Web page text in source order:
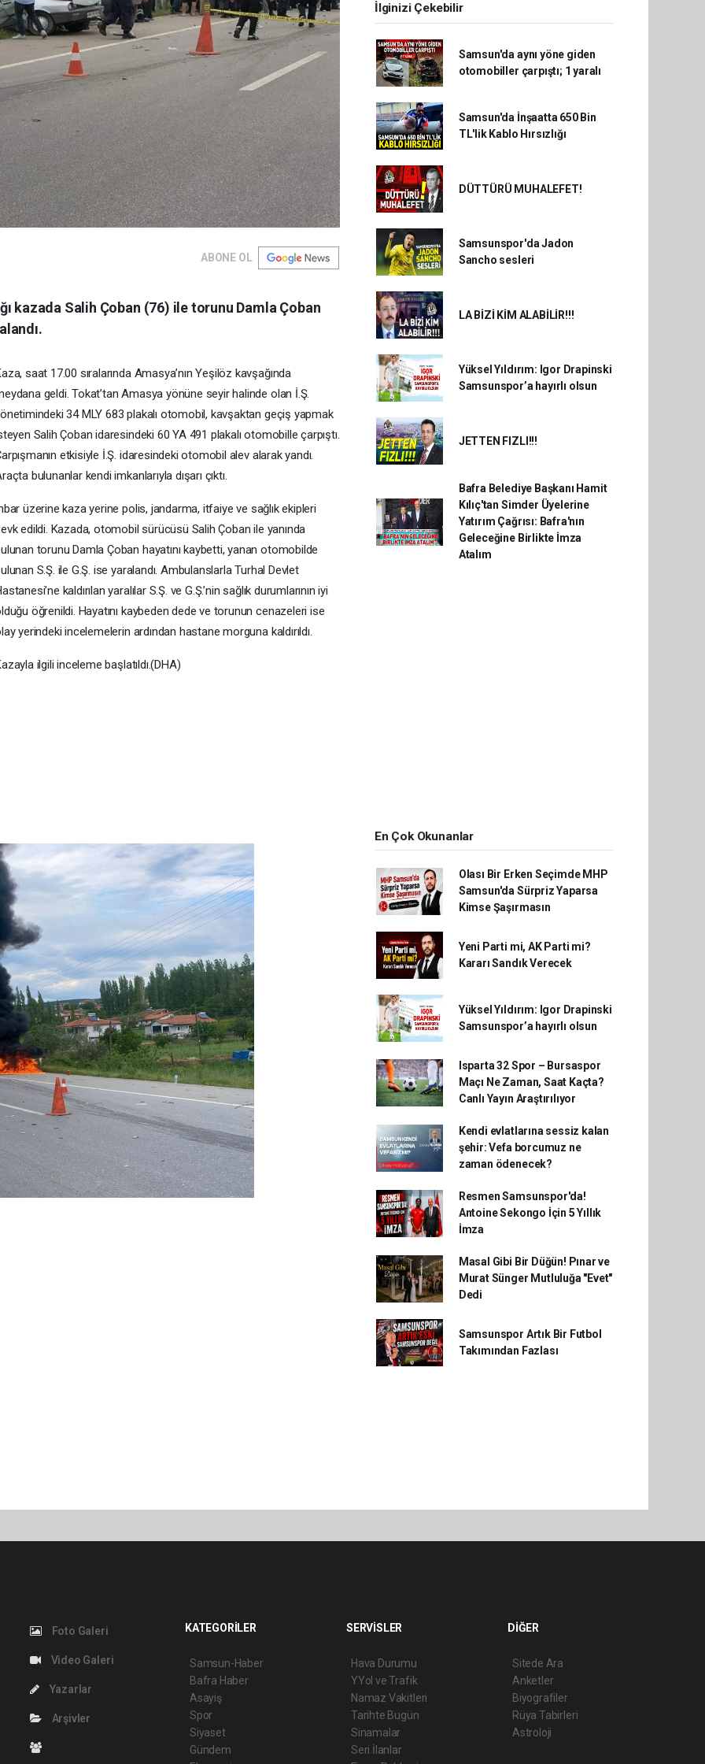
ABONE OL
kazada Salih Çoban (76) ile torunu Damla Çoban
saat 17.00 sıralarında Amasya’nın Yeşilöz kavşağında
geldi. Tokat’tan Amasya yönüne seyir halinde olan İ.Ş.
34 MLY 683 plakalı otomobil, kavşaktan geçiş yapmak
Salih Çoban idaresindeki 60 YA 491 plakalı otomobille çarpıştı.
etkisiyle İ.Ş. idaresindeki otomobil alev alarak yandı.
bulunanlar kendi imkanlarıyla dışarı çıktı.
üzerine kaza yerine polis, jandarma, itfaiye ve sağlık ekipleri
edildi. Kazada, otomobil sürücüsü Salih Çoban ile yanında
torunu Damla Çoban hayatını kaybetti, yanan otomobilde
S.Ş. ile G.Ş. ise yaralandı. Ambulanslarla Turhal Devlet
kaldırılan yaralılar S.Ş. ve G.Ş.’nin sağlık durumlarının iyi
öğrenildi. Hayatını kaybeden dede ve torunun cenazeleri ise
yerindeki incelemelerin ardından hastane morguna kaldırıldı.
ilgili inceleme başlatıldı.(DHA)
İlginizi Çekebilir
Samsun'da aynı yöne giden
otomobiller çarpıştı; 1 yaralı
Samsun'da İnşaatta 650 Bin
TL'lik Kablo Hırsızlığı
DÜTTÜRÜ MUHALEFET!
Samsunspor'da Jadon
Sancho sesleri
LA BİZİ KİM ALABİLİR!!!
Yüksel Yıldırım: Igor Drapinski
Samsunspor’a hayırlı olsun
JETTEN FIZLI!!!
Bafra Belediye Başkanı Hamit
Kılıç'tan Simder Üyelerine
Yatırım Çağrısı: Bafra'nın
Geleceğine Birlikte İmza
Atalım
En Çok Okunanlar
Olası Bir Erken Seçimde MHP
Samsun'da Sürpriz Yaparsa
Kimse Şaşırmasın
Yeni Parti mi, AK Parti mi?
Kararı Sandık Verecek
Yüksel Yıldırım: Igor Drapinski
Samsunspor’a hayırlı olsun
Isparta 32 Spor – Bursaspor
Maçı Ne Zaman, Saat Kaçta?
Canlı Yayın Araştırılıyor
Kendi evlatlarına sessiz kalan
şehir: Vefa borcumuz ne
zaman ödenecek?
Resmen Samsunspor'da!
Antoine Sekongo İçin 5 Yıllık
İmza
Masal Gibi Bir Düğün! Pınar ve
Murat Sünger Mutluluğa "Evet"
Dedi
Samsunspor Artık Bir Futbol
Takımından Fazlası
Foto Galeri
Video Galeri
Yazarlar
Arşivler
KATEGORİLER
Samsun-Haber
Bafra Haber
Asayiş
Spor
Siyaset
Gündem
SERVİSLER
Hava Durumu
YYol ve Trafik
Namaz Vakitleri
Tarihte Bugün
Sinamalar
Seri İlanlar
DİĞER
Sitede Ara
Anketler
Biyografiler
Rüya Tabirleri
Astroloji